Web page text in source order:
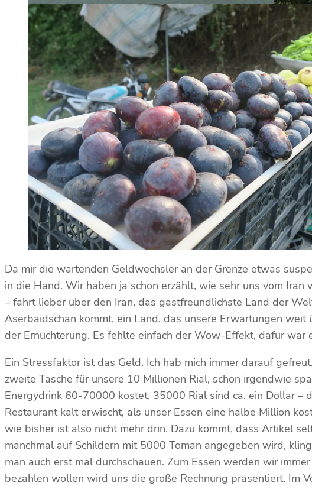
Da mir die wartenden Geldwechsler an der Grenze etwas
in die Hand. Wir haben ja schon erzählt, wie sehr uns vom
– fahrt lieber über den Iran, das gastfreundlichste Land der
Aserbaidschan kommt, ein Land, das unsere Erwartungen
der Ernüchterung. Es fehlte einfach der Wow-Effekt, dafür war
Ein Stressfaktor ist das Geld. Ich hab mich immer darauf
zweite Tasche für unsere 10 Millionen Rial, schon irgendwie
Energydrink 60-70000 kostet, 35000 Rial sind ca. ein Dollar –
Restaurant kalt erwischt, als unser Essen eine halbe Million
wie bisher ist also nicht mehr drin. Dazu kommt, dass Artikel
manchmal auf Schildern mit 5000 Toman angegeben wird,
man auch erst mal durchschauen. Zum Essen werden wir
bezahlen wollen wird uns die große Rechnung präsentiert. Im